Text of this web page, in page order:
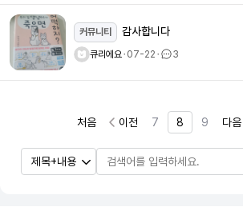
커뮤니티 감사합니다
큐리에요ㆍ07-22ㆍ 3
처음 이전 7 8 9 다음